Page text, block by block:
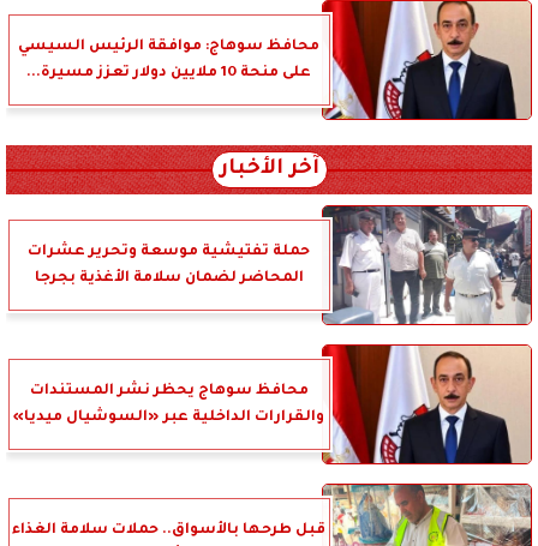
محافظ سوهاج: موافقة الرئيس السيسي
على منحة 10 ملايين دولار تعزز مسيرة...
آخر الأخبار
حملة تفتيشية موسعة وتحرير عشرات
المحاضر لضمان سلامة الأغذية بجرجا
محافظ سوهاج يحظر نشر المستندات
والقرارات الداخلية عبر «السوشيال ميديا»
قبل طرحها بالأسواق.. حملات سلامة الغذاء